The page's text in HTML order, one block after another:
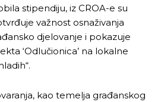
stipendiju, iz CROA-e su
važnost osnaživanja
djelovanje i pokazuje
‘Odlučionica’ na lokalne
kao temelja građanskog